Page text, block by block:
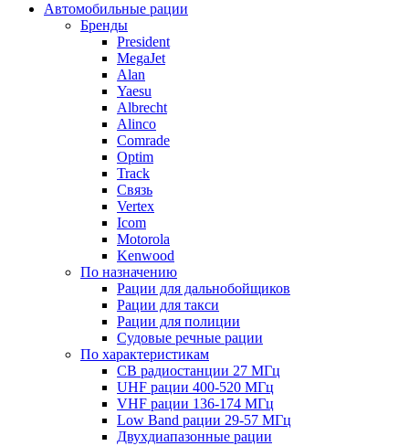
Автомобильные рации
Бренды
President
MegaJet
Alan
Yaesu
Albrecht
Alinco
Comrade
Optim
Track
Связь
Vertex
Icom
Motorola
Kenwood
По назначению
Рации для дальнобойщиков
Рации для такси
Рации для полиции
Судовые речные рации
По характеристикам
CB радиостанции 27 МГц
UHF рации 400-520 МГц
VHF рации 136-174 МГц
Low Band рации 29-57 МГц
Двухдиапазонные рации